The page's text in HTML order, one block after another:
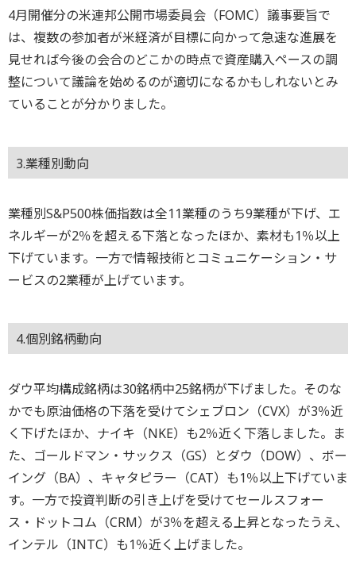
4月開催分の米連邦公開市場委員会（FOMC）議事要旨で
は、複数の参加者が米経済が目標に向かって急速な進展を
見せれば今後の会合のどこかの時点で資産購入ペースの調
整について議論を始めるのが適切になるかもしれないとみ
ていることが分かりました。
3.業種別動向
業種別S&P500株価指数は全11業種のうち9業種が下げ、エ
ネルギーが2％を超える下落となったほか、素材も1％以上
下げています。一方で情報技術とコミュニケーション・サ
ービスの2業種が上げています。
4.個別銘柄動向
ダウ平均構成銘柄は30銘柄中25銘柄が下げました。そのな
かでも原油価格の下落を受けてシェブロン（CVX）が3％近
く下げたほか、ナイキ（NKE）も2％近く下落しました。ま
た、ゴールドマン・サックス（GS）とダウ（DOW）、ボー
イング（BA）、キャタピラー（CAT）も1％以上下げていま
す。一方で投資判断の引き上げを受けてセールスフォー
ス・ドットコム（CRM）が3％を超える上昇となったうえ、
インテル（INTC）も1％近く上げました。